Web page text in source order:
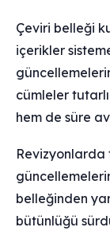
Çeviri belleği
içerikler
cümleler
hem de süre
Revizyonlarda
belleğinden
bütünlüğü